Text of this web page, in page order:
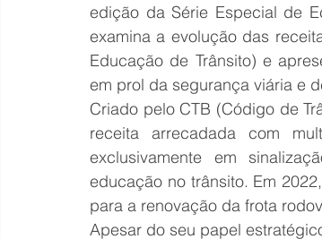
edição da Série Especial de
examina a evolução das
Educação de Trânsito) e
em prol da segurança viária e
Criado pelo CTB (Código de
receita arrecadada com
exclusivamente em
educação no trânsito. Em
para a renovação da frota
Apesar do seu papel